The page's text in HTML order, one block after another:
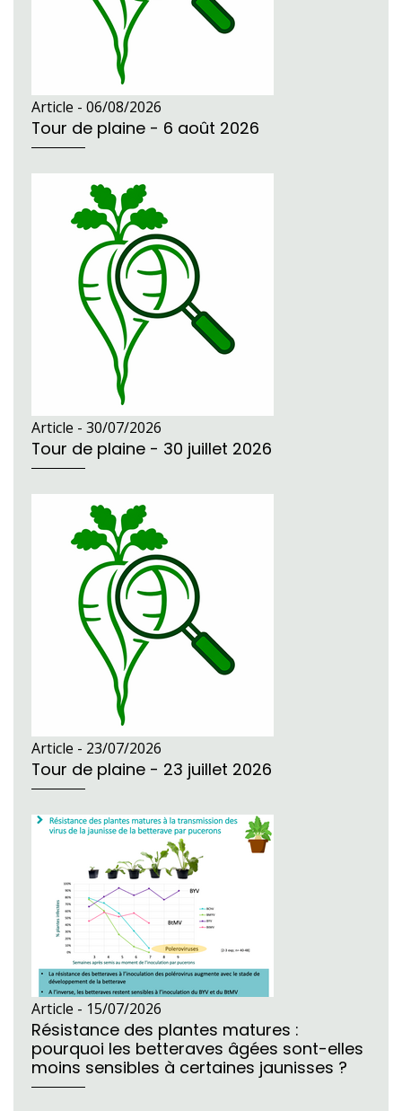
Article - 06/08/2026
Tour de plaine - 6 août 2026
Article - 30/07/2026
Tour de plaine - 30 juillet 2026
Article - 23/07/2026
Tour de plaine - 23 juillet 2026
Article - 15/07/2026
Résistance des plantes matures :
pourquoi les betteraves âgées sont-elles
moins sensibles à certaines jaunisses ?